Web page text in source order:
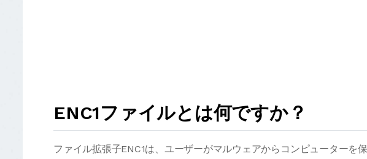
ENC1ファイルとは何ですか？
ファイル拡張子ENC1は、ユーザーがマルウェアからコンピューターを